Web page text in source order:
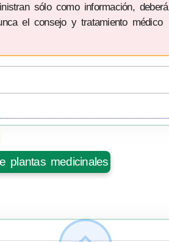
sólo como información, deberá
el consejo y tratamiento médico
plantas medicinales